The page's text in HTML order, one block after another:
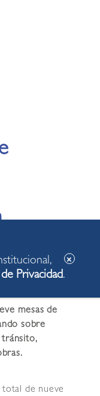
mesas de
sobre
total de nueve
Privacidad.